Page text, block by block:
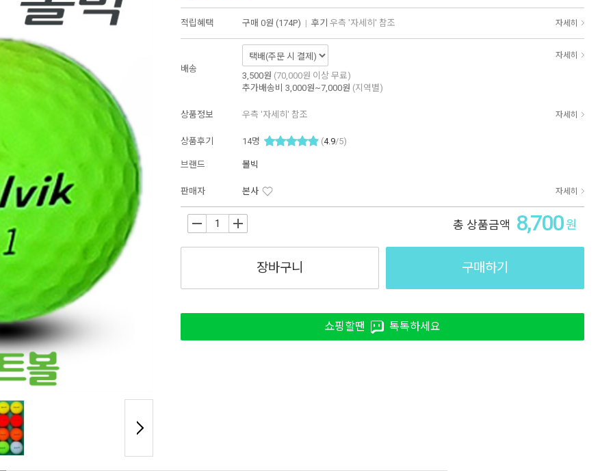
적립혜택 구매 0원 (174P) | 후기 우측 '자세히' 참조 자세히
배송
자세히
3,500원 (70,000원 이상 무료)
추가배송비 3,000원~7,000원 (지역별)
상품정보 우측 '자세히' 참조 자세히
상품후기 14명 (4.9/5)
브랜드 볼빅
판매자 본사 자세히
+ 총 상품금액 8,700원
장바구니 구매하기
쇼핑할땐 톡톡하세요